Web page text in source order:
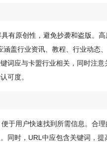
具有原创性，避免抄袭和盗版。
涵盖行业资讯、教程、行业动态
词应与卡盟行业相关，同时注意
可度。
便于用户快速找到所需信息。合
同时，URL中应包含关键词，提